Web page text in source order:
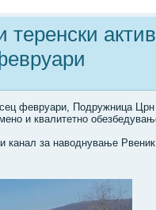
теренски
февруари, Подружница
и квалитетно
канал за наводнување